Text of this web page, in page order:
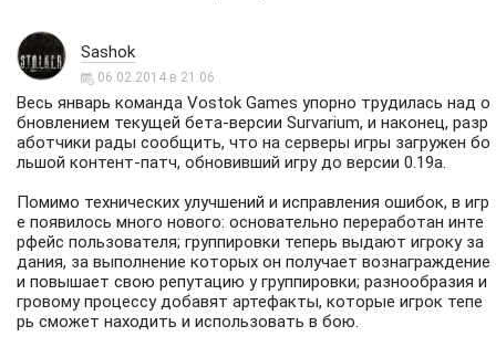
Sashok
06.02.2014 в 21:06
Весь январь команда Vostok Games упорно трудилась над о
бновлением текущей бета-версии Survarium, и наконец, разр
аботчики рады сообщить, что на серверы игры загружен бо
льшой контент-патч, обновивший игру до версии 0.19а.
Помимо технических улучшений и исправления ошибок, в игр
е появилось много нового: основательно переработан инте
рфейс пользователя; группировки теперь выдают игроку за
дания, за выполнение которых он получает вознаграждение
и повышает свою репутацию у группировки; разнообразия и
гровому процессу добавят артефакты, которые игрок тепе
рь сможет находить и использовать в бою.